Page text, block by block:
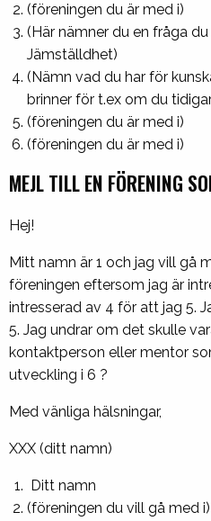
(föreningen du är med i)
(Här nämner du en fråga
Jämställdhet)
(Nämn vad du har för
brinner för t.ex om du
(föreningen du är med i)
(föreningen du är med i)
MEJL TILL EN FÖRENING
Hej!
Mitt namn är 1 och jag vill gå
föreningen eftersom jag är
intresserad av 4 för att jag 5.
5. Jag undrar om det skulle
kontaktperson eller mentor
utveckling i 6 ?
Med vänliga hälsningar,
XXX (ditt namn)
Ditt namn
(föreningen du vill gå med i)